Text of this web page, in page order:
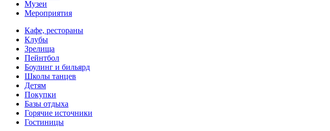
Музеи
Мероприятия
Кафе, рестораны
Клубы
Зрелища
Пейнтбол
Боулинг и бильярд
Школы танцев
Детям
Покупки
Базы отдыха
Горячие источники
Гостиницы